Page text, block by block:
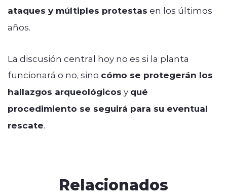
ataques y múltiples protestas en los últimos
años.
La discusión central hoy no es si la planta
funcionará o no, sino cómo se protegerán los
hallazgos arqueológicos y qué
procedimiento se seguirá para su eventual
rescate.
Relacionados